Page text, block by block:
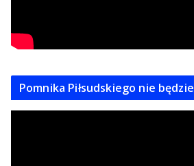
Pomnika Piłsudskiego nie będzie